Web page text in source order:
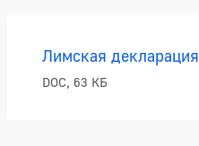
Лимская декларация
DOC, 63 КБ